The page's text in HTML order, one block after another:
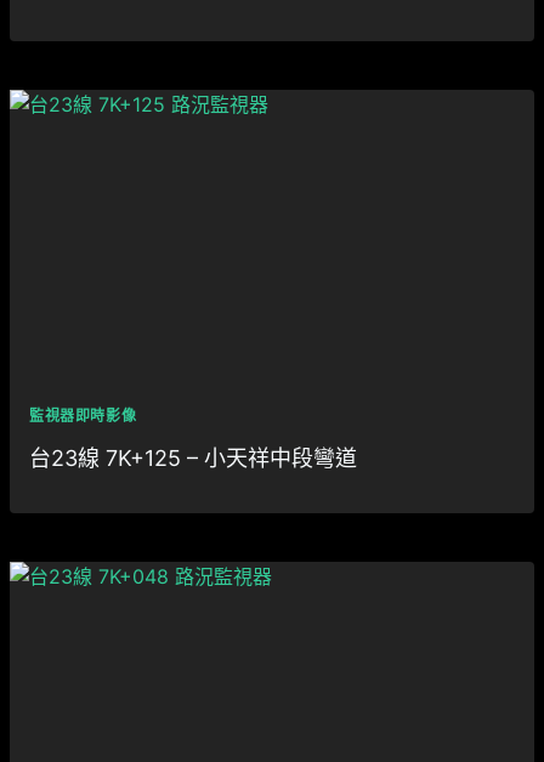
監視器即時影像
台23線 7K+125 – 小天祥中段彎道